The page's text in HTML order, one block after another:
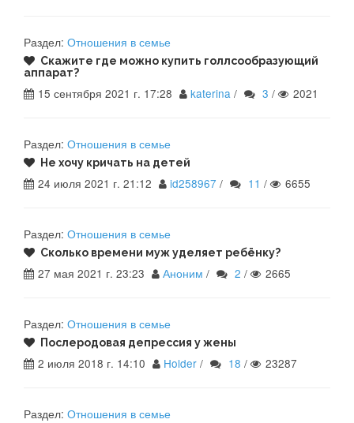
Раздел: Отношения в семье
Скажите где можно купить голлсообразующий
аппарат?
15 сентября 2021 г. 17:28 katerina / 3 / 2021
Раздел: Отношения в семье
Не хочу кричать на детей
24 июля 2021 г. 21:12 id258967 / 11 / 6655
Раздел: Отношения в семье
Сколько времени муж уделяет ребёнку?
27 мая 2021 г. 23:23 Аноним / 2 / 2665
Раздел: Отношения в семье
Послеродовая депрессия у жены
2 июля 2018 г. 14:10 Holder / 18 / 23287
Раздел: Отношения в семье